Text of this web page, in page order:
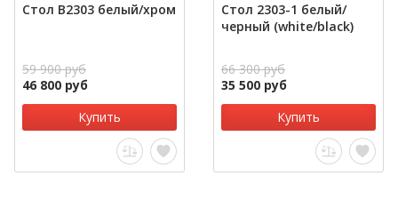
Стол В2303 белый/хром
59 900 руб
46 800 руб
Купить
Стол 2303-1 белый/
черный (white/black)
66 300 руб
35 500 руб
Купить